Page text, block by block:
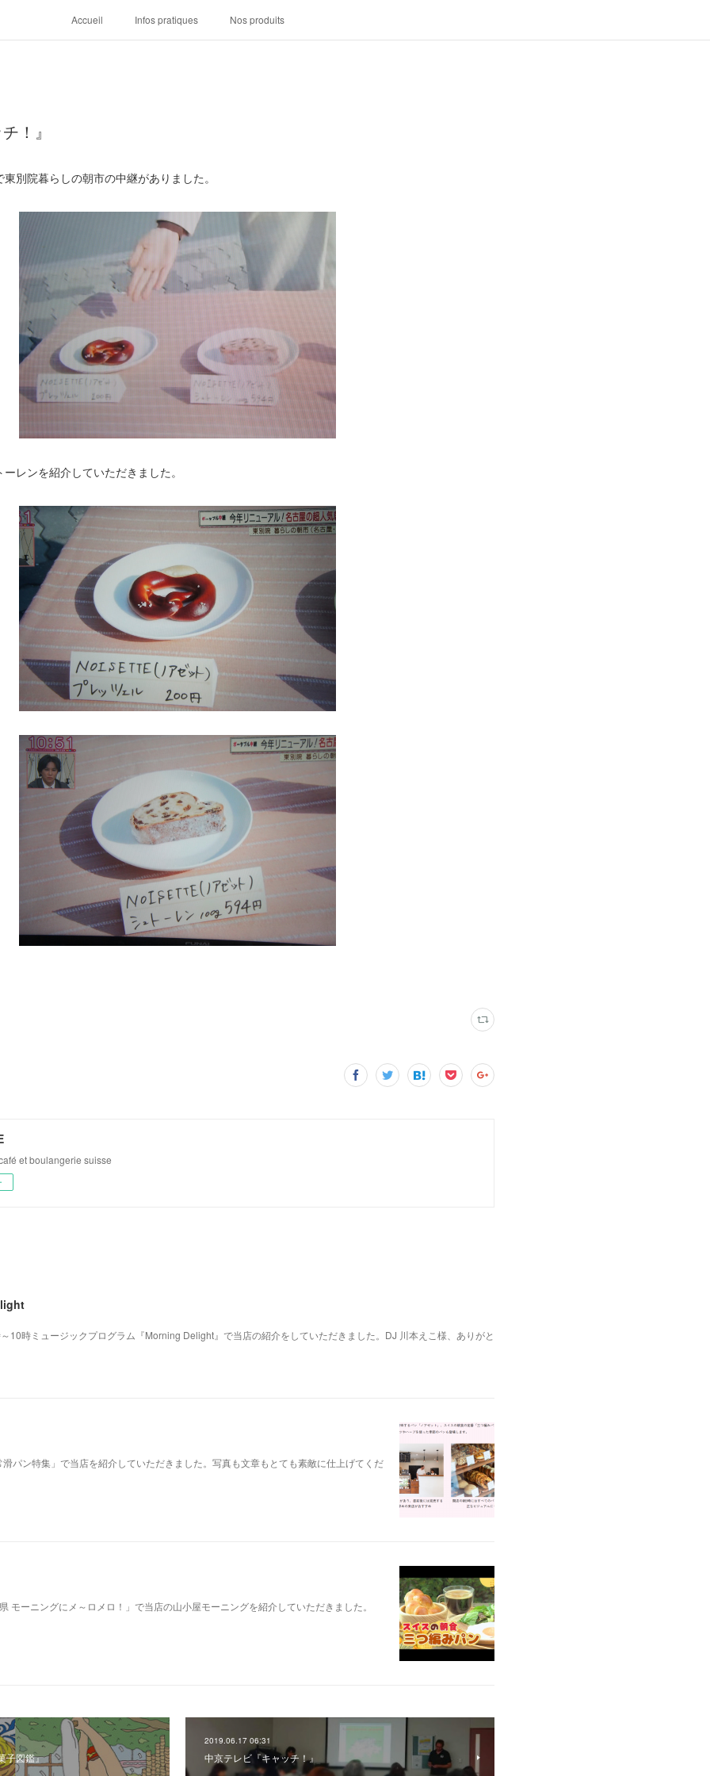
Accueil Infos pratiques Nos produits
！』
別院暮らしの朝市の中継がありました。
レンを紹介していただきました。
et boulangerie suisse
10時ミュージックプログラム『Morning Delight』で当店の紹介をしていただきました。DJ 川本えこ様、ありがと
パン特集」で当店を紹介していただきました。写真も文章もとても素敵に仕上げてくだ
モーニングにメ～ロメロ！」で当店の山小屋モーニングを紹介していただきました。
子図鑑』
2019.06.17 06:31
中京テレビ『キャッチ！』